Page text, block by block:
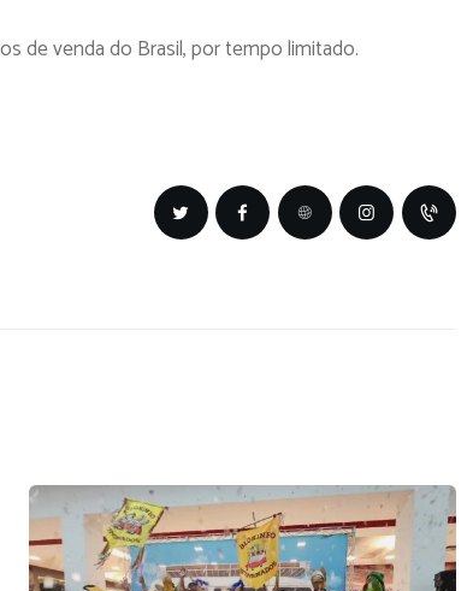
de venda do Brasil, por tempo limitado.